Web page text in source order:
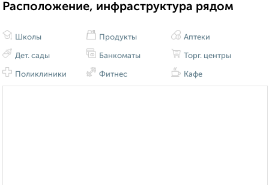
Расположение, инфраструктура рядом
Школы
Дет. сады
Поликлиники
Продукты
Банкоматы
Фитнес
Аптеки
Торг. центры
Кафе